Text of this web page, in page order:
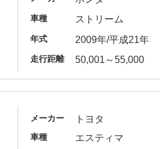
車種 ストリーム
年式 2009年/平成21年
走行距離 50,001～55,000
メーカー トヨタ
車種 エスティマ